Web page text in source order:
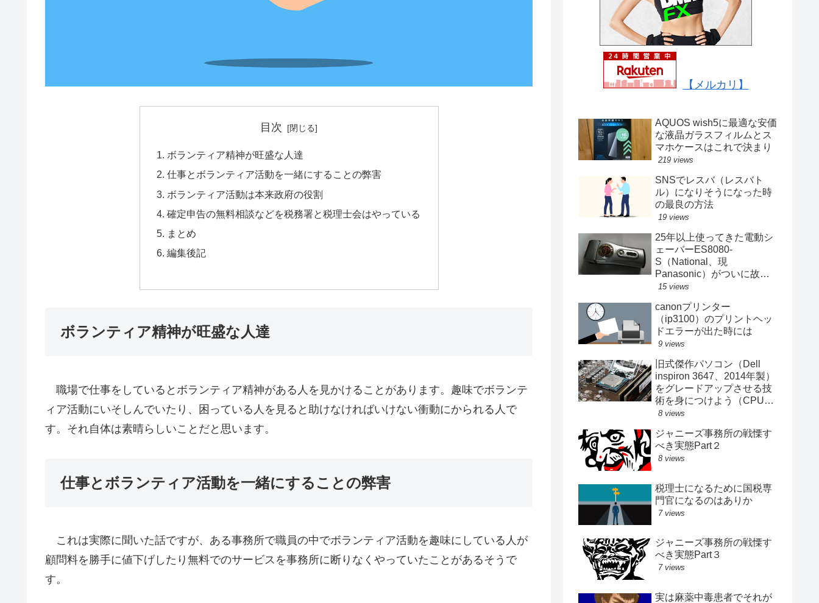
目次
ボランティア精神が旺盛な人達
仕事とボランティア活動を一緒にすることの弊害
ボランティア活動は本来政府の役割
確定申告の無料相談などを税務署と税理士会はやっている
まとめ
編集後記
ボランティア精神が旺盛な人達
職場で仕事をしているとボランティア精神がある人を見かけることがあります。趣味でボランテ
ィア活動にいそしんでいたり、困っている人を見ると助けなければいけない衝動にかられる人で
す。それ自体は素晴らしいことだと思います。
仕事とボランティア活動を一緒にすることの弊害
これは実際に聞いた話ですが、ある事務所で職員の中でボランティア活動を趣味にしている人が
顧問料を勝手に値下げしたり無料でのサービスを事務所に断りなくやっていたことがあるそうで
す。
【メルカリ】
AQUOS wish5に最適な安価
な液晶ガラスフィルムとス
マホケースはこれで決まり
219 views
SNSでレスバ（レスバト
ル）になりそうになった時
の最良の方法
19 views
25年以上使ってきた電動シ
ェーバーES8080-
S（National、現
Panasonic）がついに故障
する
15 views
canonプリンター
（ip3100）のプリントヘッ
ドエラーが出た時には
9 views
旧式傑作パソコン（Dell
inspiron 3647、2014年製）
をグレードアップさせる技
術を身につけよう（CPU、
メモリ、SSD交換記録）
8 views
ジャニーズ事務所の戦慄す
べき実態Part２
8 views
税理士になるために国税専
門官になるのはありか
7 views
ジャニーズ事務所の戦慄す
べき実態Part３
7 views
実は麻薬中毒患者でそれが